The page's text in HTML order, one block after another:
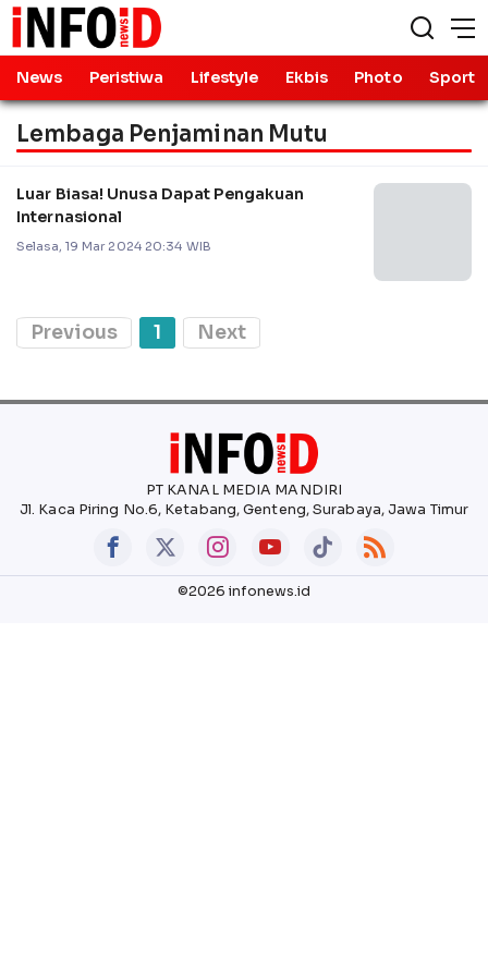
News Peristiwa Lifestyle Ekbis Photo Sport
Lembaga Penjaminan Mutu
Luar Biasa! Unusa Dapat Pengakuan
Internasional
Selasa, 19 Mar 2024 20:34 WIB
Previous 1 Next
PT KANAL MEDIA MANDIRI
Jl. Kaca Piring No.6, Ketabang, Genteng, Surabaya, Jawa Timur
©2026 infonews.id